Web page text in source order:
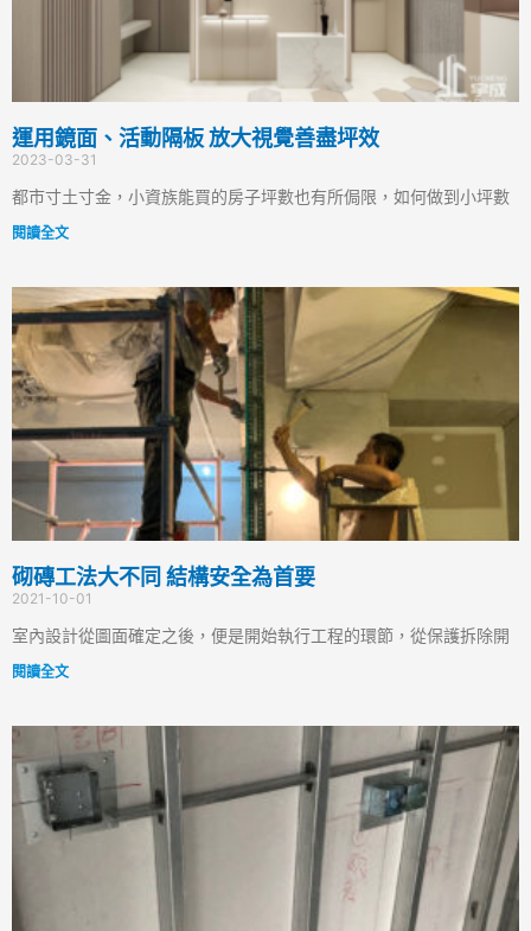
運用鏡面、活動隔板 放大視覺善盡坪效
2023-03-31
都市寸土寸金，小資族能買的房子坪數也有所侷限，如何做到小坪數
閱讀全文
砌磚工法大不同 結構安全為首要
2021-10-01
室內設計從圖面確定之後，便是開始執行工程的環節，從保護拆除開
閱讀全文